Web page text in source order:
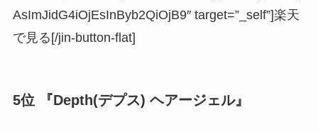
AsImJidG4iOjEsInByb2QiOjB9″ target=”_self”]楽天
で見る[/jin-button-flat]
5位 『Depth(デプス) ヘアージェル』